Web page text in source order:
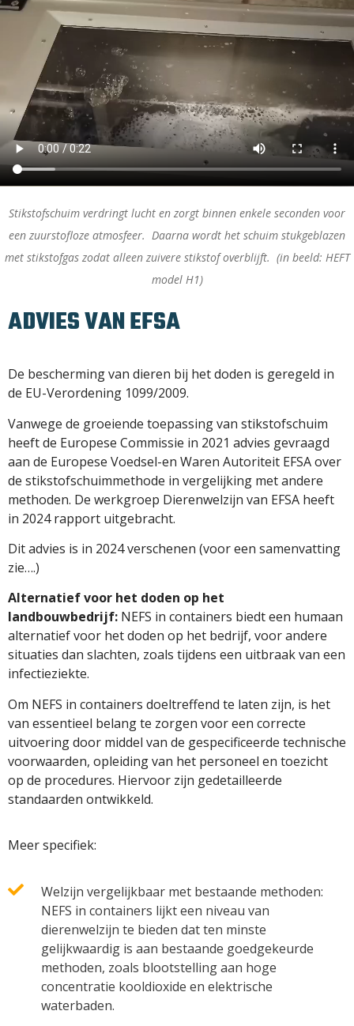
Stikstofschuim verdringt lucht en zorgt binnen enkele seconden voor
een zuurstofloze atmosfeer. Daarna wordt het schuim stukgeblazen
met stikstofgas zodat alleen zuivere stikstof overblijft. (in beeld: HEFT
model H1)
ADVIES VAN EFSA
De bescherming van dieren bij het doden is geregeld in
de EU-Verordening 1099/2009.
Vanwege de groeiende toepassing van stikstofschuim
heeft de Europese Commissie in 2021 advies gevraagd
aan de Europese Voedsel-en Waren Autoriteit EFSA over
de stikstofschuimmethode in vergelijking met andere
methoden. De werkgroep Dierenwelzijn van EFSA heeft
in 2024 rapport uitgebracht.
Dit advies is in 2024 verschenen (voor een samenvatting
zie….)
Alternatief voor het doden op het
landbouwbedrijf: NEFS in containers biedt een humaan
alternatief voor het doden op het bedrijf, voor andere
situaties dan slachten, zoals tijdens een uitbraak van een
infectieziekte.
Om NEFS in containers doeltreffend te laten zijn, is het
van essentieel belang te zorgen voor een correcte
uitvoering door middel van de gespecificeerde technische
voorwaarden, opleiding van het personeel en toezicht
op de procedures. Hiervoor zijn gedetailleerde
standaarden ontwikkeld.
Meer specifiek:
Welzijn vergelijkbaar met bestaande methoden:
NEFS in containers lijkt een niveau van
dierenwelzijn te bieden dat ten minste
gelijkwaardig is aan bestaande goedgekeurde
methoden, zoals blootstelling aan hoge
concentratie kooldioxide en elektrische
waterbaden.